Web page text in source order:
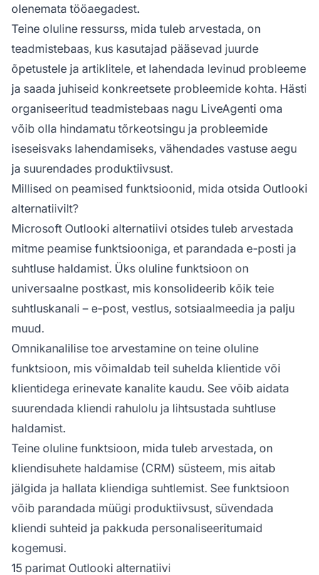
olenemata tööaegadest.
Teine oluline ressurss, mida tuleb arvestada, on
teadmistebaas, kus kasutajad pääsevad juurde
õpetustele ja artiklitele, et lahendada levinud probleeme
ja saada juhiseid konkreetsete probleemide kohta. Hästi
organiseeritud teadmistebaas nagu LiveAgenti oma
võib olla hindamatu tõrkeotsingu ja probleemide
iseseisvaks lahendamiseks, vähendades vastuse aegu
ja suurendades produktiivsust.
Millised on peamised funktsioonid, mida otsida Outlooki
alternatiivilt?
Microsoft Outlooki alternatiivi otsides tuleb arvestada
mitme peamise funktsiooniga, et parandada e-posti ja
suhtluse haldamist. Üks oluline funktsioon on
universaalne postkast, mis konsolideerib kõik teie
suhtluskanali – e-post, vestlus, sotsiaalmeedia ja palju
muud.
Omnikanalilise toe arvestamine on teine oluline
funktsioon, mis võimaldab teil suhelda klientide või
klientidega erinevate kanalite kaudu. See võib aidata
suurendada kliendi rahulolu ja lihtsustada suhtluse
haldamist.
Teine oluline funktsioon, mida tuleb arvestada, on
kliendisuhete haldamise (CRM) süsteem, mis aitab
jälgida ja hallata kliendiga suhtlemist. See funktsioon
võib parandada müügi produktiivsust, süvendada
kliendi suhteid ja pakkuda personaliseeritumaid
kogemusi.
15 parimat Outlooki alternatiivi